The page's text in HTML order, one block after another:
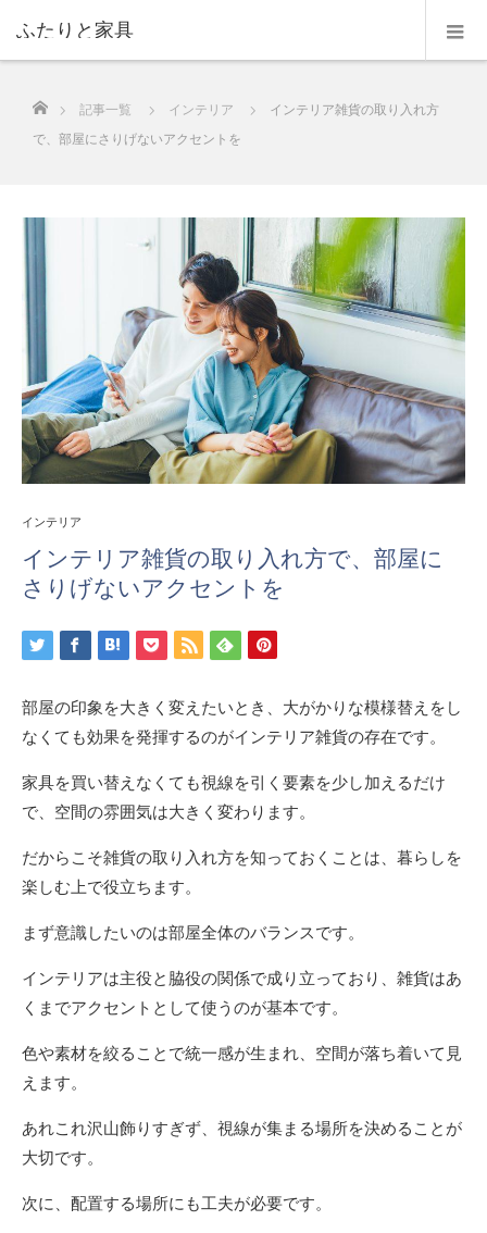
ふたりと家具
ホーム
記事一覧 インテリア
インテリア雑貨の取り入れ方
で、部屋にさりげないアクセントを
インテリア
インテリア雑貨の取り入れ方で、部屋に
さりげないアクセントを
部屋の印象を大きく変えたいとき、大がかりな模様替えをし
なくても効果を発揮するのがインテリア雑貨の存在です。
家具を買い替えなくても視線を引く要素を少し加えるだけ
で、空間の雰囲気は大きく変わります。
だからこそ雑貨の取り入れ方を知っておくことは、暮らしを
楽しむ上で役立ちます。
まず意識したいのは部屋全体のバランスです。
インテリアは主役と脇役の関係で成り立っており、雑貨はあ
くまでアクセントとして使うのが基本です。
色や素材を絞ることで統一感が生まれ、空間が落ち着いて見
えます。
あれこれ沢山飾りすぎず、視線が集まる場所を決めることが
大切です。
次に、配置する場所にも工夫が必要です。